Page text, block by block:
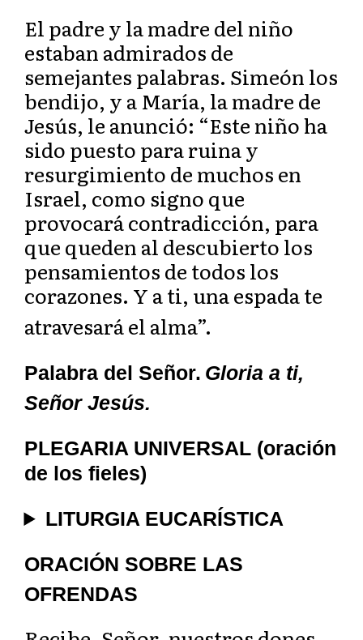
El padre y la madre del niño
estaban admirados de
semejantes palabras. Simeón los
bendijo, y a María, la madre de
Jesús, le anunció: “Este niño ha
sido puesto para ruina y
resurgimiento de muchos en
Israel, como signo que
provocará contradicción, para
que queden al descubierto los
pensamientos de todos los
corazones. Y a ti, una espada te
atravesará el alma”.
Palabra del Señor. Gloria a ti,
Señor Jesús.
PLEGARIA UNIVERSAL (oración
de los fieles)
LITURGIA EUCARÍSTICA
ORACIÓN SOBRE LAS
OFRENDAS